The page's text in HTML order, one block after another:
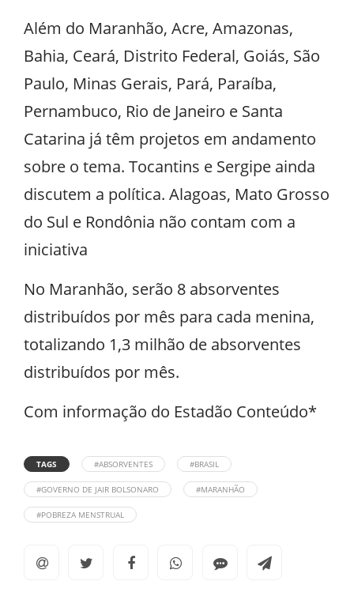
Além do Maranhão, Acre, Amazonas,
Bahia, Ceará, Distrito Federal, Goiás, São
Paulo, Minas Gerais, Pará, Paraíba,
Pernambuco, Rio de Janeiro e Santa
Catarina já têm projetos em andamento
sobre o tema. Tocantins e Sergipe ainda
discutem a política. Alagoas, Mato Grosso
do Sul e Rondônia não contam com a
iniciativa
No Maranhão, serão 8 absorventes
distribuídos por mês para cada menina,
totalizando 1,3 milhão de absorventes
distribuídos por mês.
Com informação do Estadão Conteúdo*
TAGS #ABSORVENTES #BRASIL
#GOVERNO DE JAIR BOLSONARO #MARANHÃO
#POBREZA MENSTRUAL